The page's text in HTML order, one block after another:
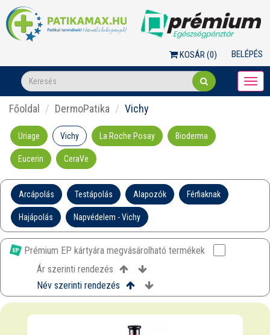
KOSÁR (0) BELÉPÉS
Főoldal DermoPatika Vichy
Uriage Vichy La Roche Posay Bioderma
Eucerin CeraVe
Arcápolás Testápolás Alapozók Férfiaknak
Hajápolás Napvédelem - Vichy
Prémium EP kártyára megvásárolható termékek
Ár szerinti rendezés
Név szerinti rendezés